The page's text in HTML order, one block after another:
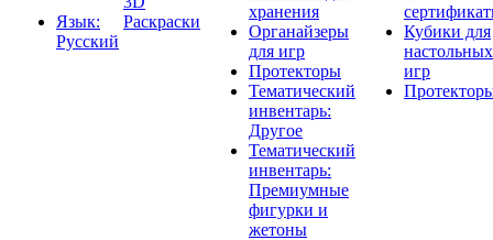
Язык:
Русский
Раскраски
хранения
Органайзеры
для игр
Протекторы
Тематический
инвентарь:
Другое
Тематический
инвентарь:
Премиумные
фигурки и
жетоны
Кубики для
настольных
игр